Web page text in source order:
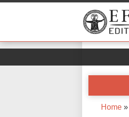
Home »